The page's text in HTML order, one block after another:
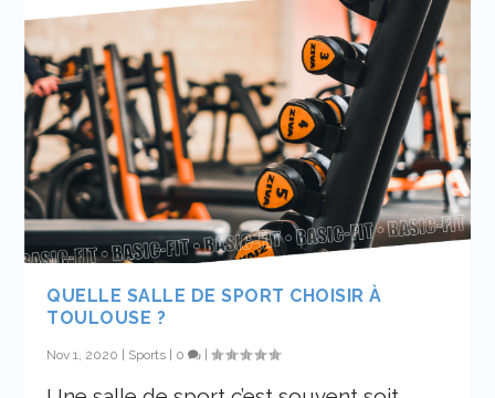
QUELLE SALLE DE SPORT CHOISIR À
TOULOUSE ?
Nov 1, 2020 | Sports | 0 |